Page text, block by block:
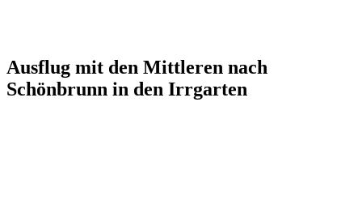
Ausflug mit den Mittleren nach
Schönbrunn in den Irrgarten